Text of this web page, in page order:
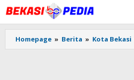
Lewati
ke
konten
Homepage » Berita » Kota Bekasi